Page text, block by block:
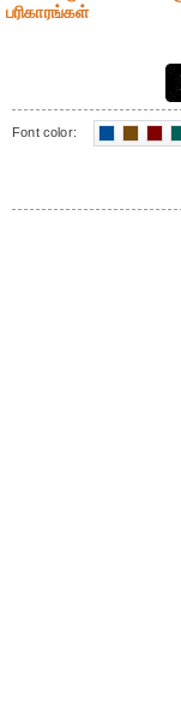
பரிகாரங்கள்
Font color: